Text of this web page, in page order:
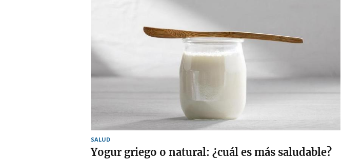
SALUD
Yogur griego o natural: ¿cuál es más saludable?